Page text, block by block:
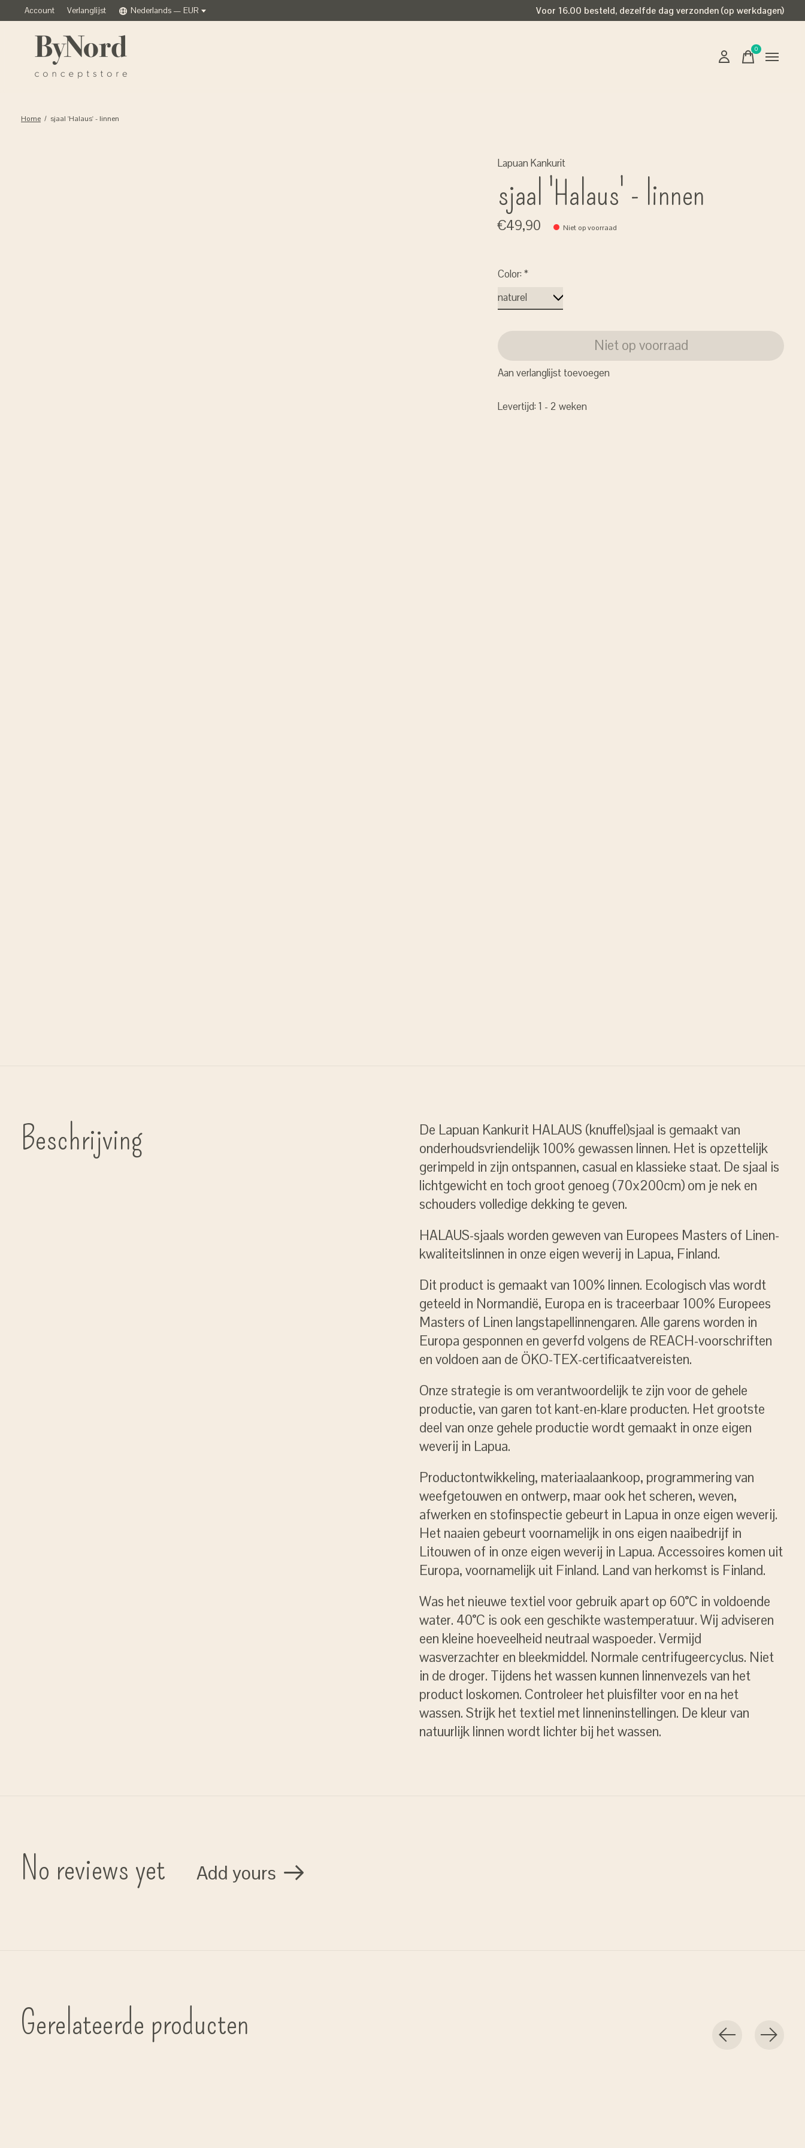
Account Verlanglijst Nederlands — EUR Voor 16.00 besteld, dezelfde dag verzonden (op werkdagen)
0items
Home / sjaal 'Halaus' - linnen
Lapuan Kankurit
sjaal 'Halaus' - linnen
€49,90 Niet op voorraad
Color:*
Niet op voorraad
Aan verlanglijst toevoegen
Levertijd: 1 - 2 weken
Beschrijving
De Lapuan Kankurit HALAUS (knuffel)sjaal is gemaakt van
onderhoudsvriendelijk 100% gewassen linnen. Het is opzettelijk
gerimpeld in zijn ontspannen, casual en klassieke staat. De sjaal is
lichtgewicht en toch groot genoeg (70x200cm) om je nek en
schouders volledige dekking te geven.
HALAUS-sjaals worden geweven van Europees Masters of Linen-
kwaliteitslinnen in onze eigen weverij in Lapua, Finland.
Dit product is gemaakt van 100% linnen. Ecologisch vlas wordt
geteeld in Normandië, Europa en is traceerbaar 100% Europees
Masters of Linen langstapellinnengaren. Alle garens worden in
Europa gesponnen en geverfd volgens de REACH-voorschriften
en voldoen aan de ÖKO-TEX-certificaatvereisten.
Onze strategie is om verantwoordelijk te zijn voor de gehele
productie, van garen tot kant-en-klare producten. Het grootste
deel van onze gehele productie wordt gemaakt in onze eigen
weverij in Lapua.
Productontwikkeling, materiaalaankoop, programmering van
weefgetouwen en ontwerp, maar ook het scheren, weven,
afwerken en stofinspectie gebeurt in Lapua in onze eigen weverij.
Het naaien gebeurt voornamelijk in ons eigen naaibedrijf in
Litouwen of in onze eigen weverij in Lapua. Accessoires komen uit
Europa, voornamelijk uit Finland. Land van herkomst is Finland.
Was het nieuwe textiel voor gebruik apart op 60°C in voldoende
water. 40°C is ook een geschikte wastemperatuur. Wij adviseren
een kleine hoeveelheid neutraal waspoeder. Vermijd
wasverzachter en bleekmiddel. Normale centrifugeercyclus. Niet
in de droger. Tijdens het wassen kunnen linnenvezels van het
product loskomen. Controleer het pluisfilter voor en na het
wassen. Strijk het textiel met linneninstellingen. De kleur van
natuurlijk linnen wordt lichter bij het wassen.
No reviews yet Add yours
Gerelateerde producten